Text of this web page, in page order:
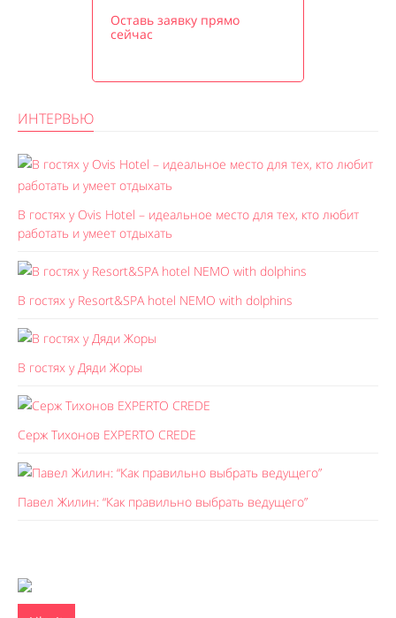
Оставь заявку прямо
сейчас
ИНТЕРВЬЮ
В гостях у Ovis Hotel – идеальное место для тех, кто любит
работать и умеет отдыхать
В гостях у Resort&SPA hotel NEMO with dolphins
В гостях у Дяди Жоры
Серж Тихонов EXPERTO CREDE
Павел Жилин: “Как правильно выбрать ведущего”